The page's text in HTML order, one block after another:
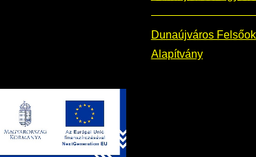
Dunaújváros
Alapítvány